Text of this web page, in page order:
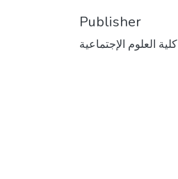
Publisher
كلية العلوم الإجتماعية